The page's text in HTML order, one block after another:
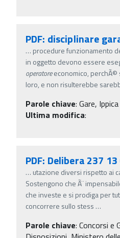
PDF: disciplinare
… procedure funzionamento
in oggetto devono essere
operatoreeconomico, perchÃ©
loro, e non risulterebbe
Parole chiave: Gare, Ippica
Ultima modifica:
PDF: Delibera 237 13
… utazione diversi rispetto ai
Sostengono che Ã¨
che investe e si prodiga per
concorrere sullo stess …
Parole chiave: Concorsi e